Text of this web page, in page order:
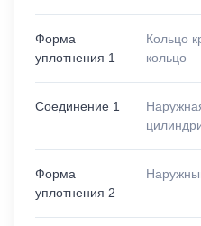
Форма
уплотнения 1
Кольцо
кольцо
Соединение 1
Форма
уплотнения 2